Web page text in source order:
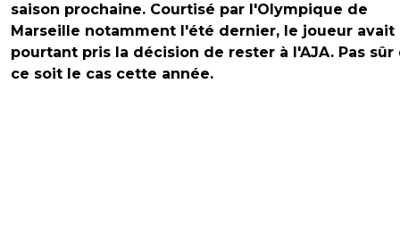
saison prochaine. Courtisé par l'Olympique de
Marseille notamment l'été dernier, le joueur avait
pourtant pris la décision de rester à l'AJA. Pas sûr
ce soit le cas cette année.